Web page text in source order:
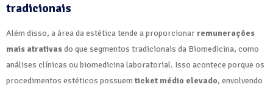
tradicionais
Além disso, a área da estética tende a proporcionarremunerações
mais atrativasdo que segmentos tradicionais da Biomedicina, como
análises clínicas ou biomedicina laboratorial. Isso acontece porque os
procedimentos estéticos possuemticket médio elevado, envolvendo